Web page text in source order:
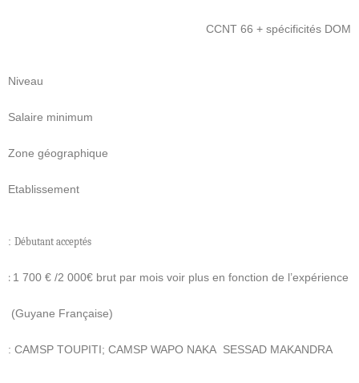
CCNT 66 + spécificités DOM
Niveau
Salaire minimum
Zone géographique
Etablissement
: Débutant acceptés
: 1 700 € /2 000€ brut par mois voir plus en fonction de l’expérience
(Guyane Française)
: CAMSP TOUPITI; CAMSP WAPO NAKA SESSAD MAKANDRA